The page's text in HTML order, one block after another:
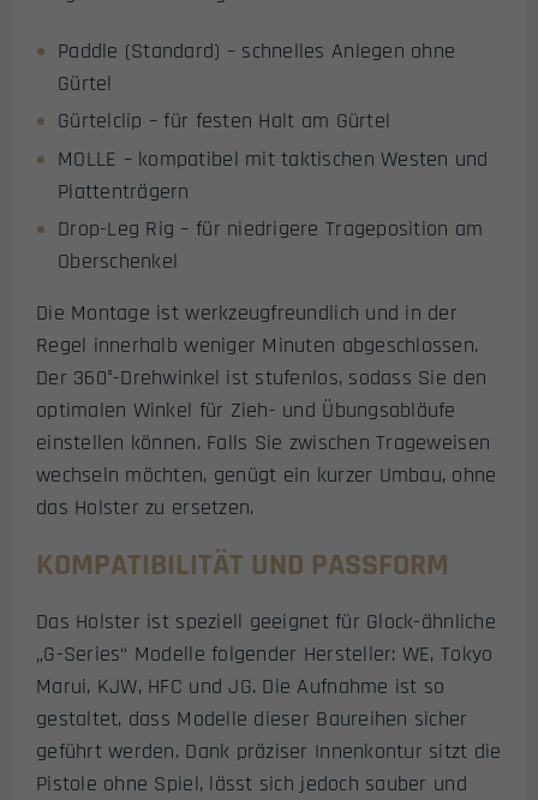
Paddle (Standard) – schnelles Anlegen ohne
Gürtel
Gürtelclip – für festen Halt am Gürtel
MOLLE – kompatibel mit taktischen Westen und
Plattenträgern
Drop-Leg Rig – für niedrigere Trageposition am
Oberschenkel
Die Montage ist werkzeugfreundlich und in der
Regel innerhalb weniger Minuten abgeschlossen.
Der 360°-Drehwinkel ist stufenlos, sodass Sie den
optimalen Winkel für Zieh- und Übungsabläufe
einstellen können. Falls Sie zwischen Trageweisen
wechseln möchten, genügt ein kurzer Umbau, ohne
das Holster zu ersetzen.
KOMPATIBILITÄT UND PASSFORM
Das Holster ist speziell geeignet für Glock-ähnliche
„G-Series“ Modelle folgender Hersteller: WE, Tokyo
Marui, KJW, HFC und JG. Die Aufnahme ist so
gestaltet, dass Modelle dieser Baureihen sicher
geführt werden. Dank präziser Innenkontur sitzt die
Pistole ohne Spiel, lässt sich jedoch sauber und